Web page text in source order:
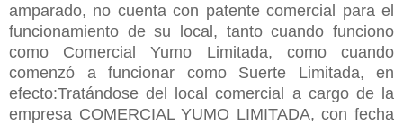
amparado, no cuenta con patente comercial para el
funcionamiento de su local, tanto cuando funciono
como Comercial Yumo Limitada, como cuando
comenzó a funcionar como Suerte Limitada, en
efecto:Tratándose del local comercial a cargo de la
empresa COMERCIAL YUMO LIMITADA, con fecha